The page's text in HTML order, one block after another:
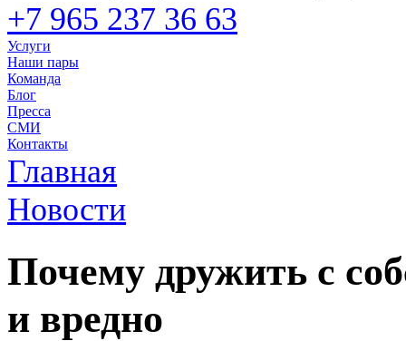
+7 965 237 36 63
Услуги
Наши пары
Команда
Блог
Пресса
СМИ
Контакты
Главная
Новости
Почему дружить с
и вредно